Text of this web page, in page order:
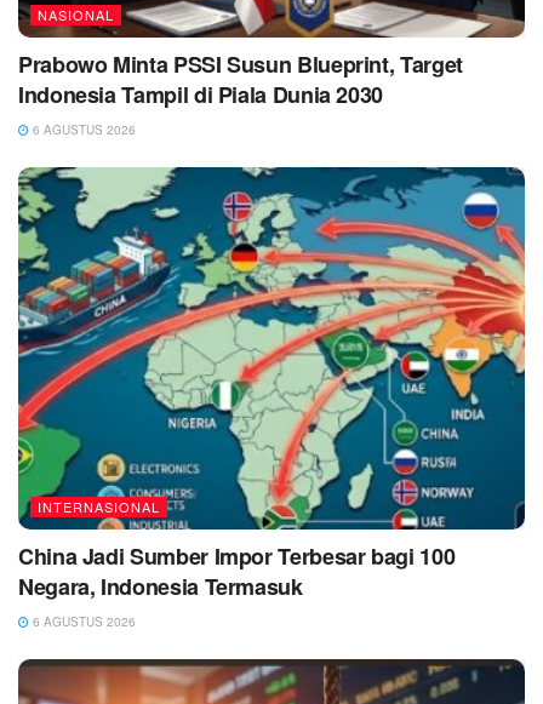
NASIONAL
Prabowo Minta PSSI Susun Blueprint, Target
Indonesia Tampil di Piala Dunia 2030
6 AGUSTUS 2026
INTERNASIONAL
China Jadi Sumber Impor Terbesar bagi 100
Negara, Indonesia Termasuk
6 AGUSTUS 2026